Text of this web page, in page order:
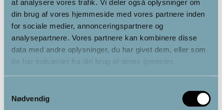
at analysere vores trafik. Vi deler også oplysninger om
din brug af vores hjemmeside med vores partnere inden
for sociale medier, annonceringspartnere og
analysepartnere. Vores partnere kan kombinere disse
data med andre oplysninger, du har givet dem, eller som
de har indsamlet fra din brug af deres tjenester.
Nødvendig
Chi-maskine – professional
2,195.00kr.
Jordingsplade til seng med
sølvtråde 100 x 200 cm
Fra1,065.00kr.